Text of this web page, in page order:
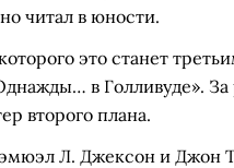
читал в юности.
это станет
в Голливуде».
второго плана.
Л. Джексон и Джон